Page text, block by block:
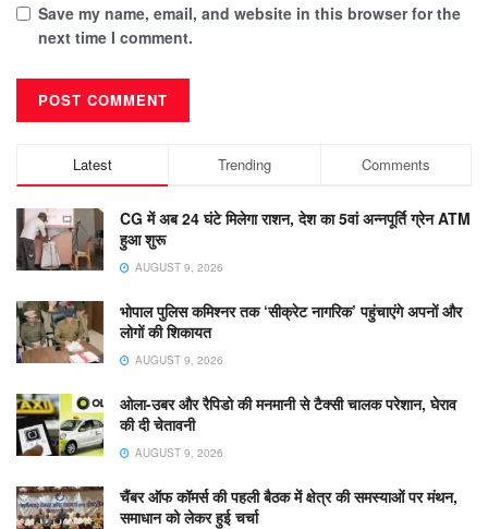
Save my name, email, and website in this browser for the
next time I comment.
Latest Trending Comments
CG में अब 24 घंटे मिलेगा राशन, देश का 5वां अन्नपूर्ति ग्रेन ATM
हुआ शुरू
AUGUST 9, 2026
भोपाल पुलिस कमिश्नर तक ‘सीक्रेट नागरिक’ पहुंचाएंगे अपनों और
लोगों की शिकायत
AUGUST 9, 2026
ओला-उबर और रैपिडो की मनमानी से टैक्सी चालक परेशान, घेराव
की दी चेतावनी
AUGUST 9, 2026
चैंबर ऑफ कॉमर्स की पहली बैठक में क्षेत्र की समस्याओं पर मंथन,
समाधान को लेकर हुई चर्चा